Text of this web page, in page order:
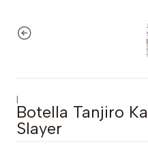
|
Botella Tanjiro
Slayer